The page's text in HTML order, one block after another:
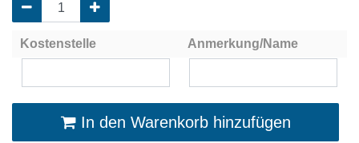
Kostenstelle Anmerkung/Name
In den Warenkorb hinzufügen